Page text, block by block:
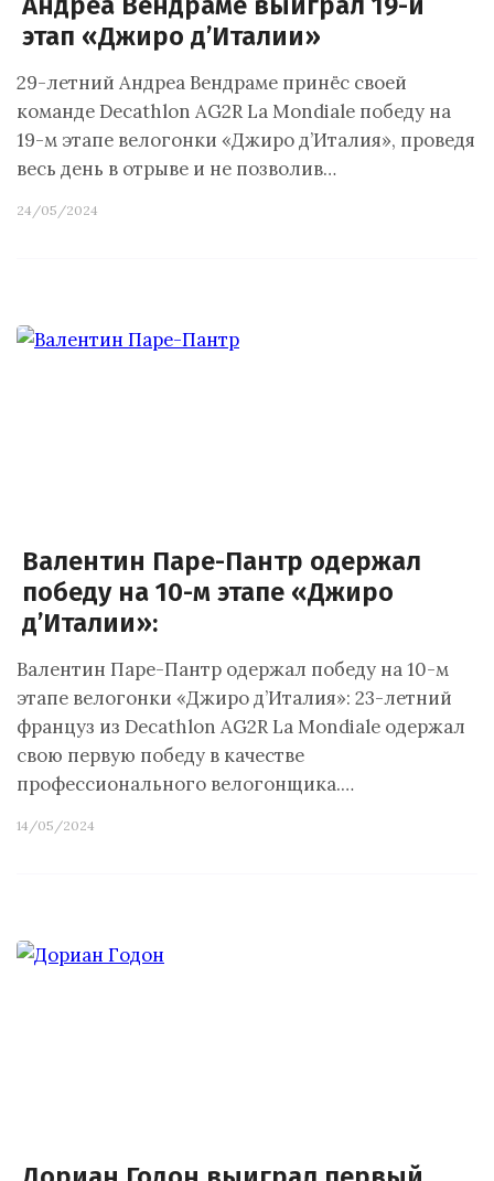
этап «Джиро д’Италии»
29-летний Андреа Вендраме принёс своей
команде Decathlon AG2R La Mondiale победу на
19-м этапе велогонки «Джиро д’Италия», проведя
весь день в отрыве и не позволив…
24/05/2024
Валентин Паре-Пантр одержал
победу на 10-м этапе «Джиро
д’Италии»:
Валентин Паре-Пантр одержал победу на 10-м
этапе велогонки «Джиро д’Италия»: 23-летний
француз из Decathlon AG2R La Mondiale одержал
свою первую победу в качестве
профессионального велогонщика.…
14/05/2024